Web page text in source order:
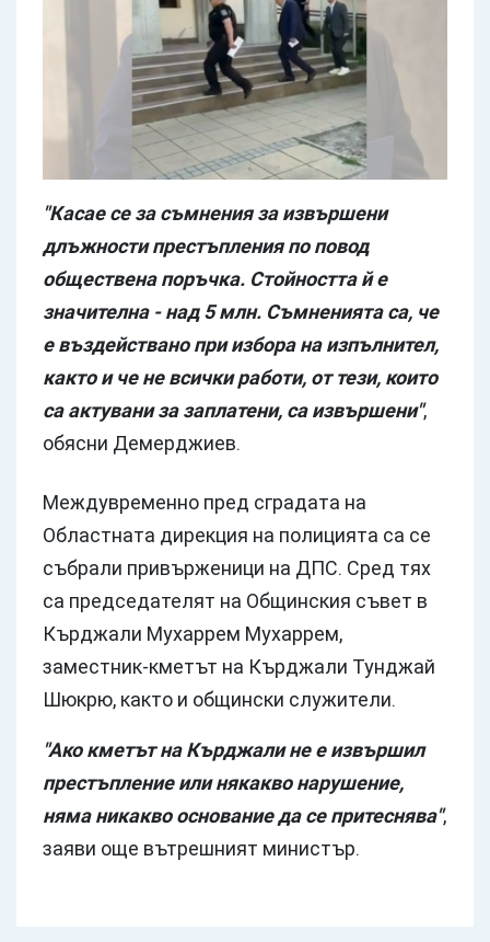
"Касае се за съмнения за извършени
длъжности престъпления по повод
обществена поръчка. Стойността й е
значителна - над 5 млн. Съмненията са, че
е въздействано при избора на изпълнител,
както и че не всички работи, от тези, които
са актувани за заплатени, са извършени",
обясни Демерджиев.
Междувременно пред сградата на
Областната дирекция на полицията са се
събрали привърженици на ДПС. Сред тях
са председателят на Общинския съвет в
Кърджали Мухаррем Мухаррем,
заместник-кметът на Кърджали Тунджай
Шюкрю, както и общински служители.
"Ако кметът на Кърджали не е извършил
престъпление или някакво нарушение,
няма никакво основание да се притеснява",
заяви още вътрешният министър.